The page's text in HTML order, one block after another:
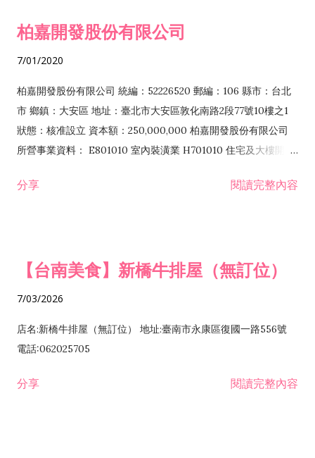
柏嘉開發股份有限公司
7/01/2020
柏嘉開發股份有限公司 統編：52226520 郵編：106 縣市：台北
市 鄉鎮：大安區 地址：臺北市大安區敦化南路2段77號10樓之1
狀態：核准設立 資本額：250,000,000 柏嘉開發股份有限公司
所營事業資料： E801010 室內裝潢業 H701010 住宅及大樓開發
發業 H703090 不動產買賣業 H703100 不動產租賃業 I503010
分享 閱讀完整內容
【台南美食】新橋牛排屋（無訂位）
7/03/2026
店名:新橋牛排屋（無訂位） 地址:臺南市永康區復國一路556號
電話:062025705
分享 閱讀完整內容